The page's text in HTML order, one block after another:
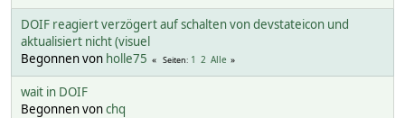
DOIF reagiert verzögert auf schalten von devstateicon und
aktualisiert nicht (visuel
Begonnen von holle75 Seiten 1 2 Alle
wait in DOIF
Begonnen vonchq